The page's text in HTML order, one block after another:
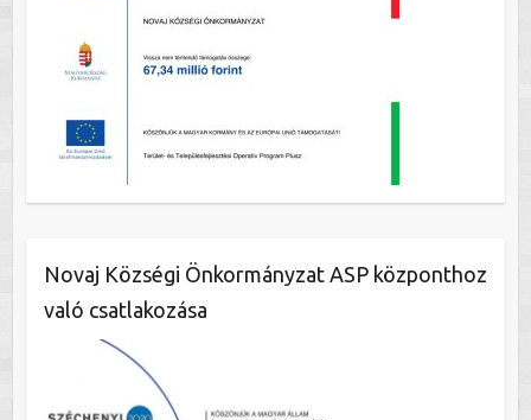
Novaj Községi Önkormányzat ASP központhoz
való csatlakozása